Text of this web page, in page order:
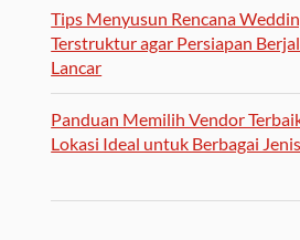
Tips Menyusun Rencana
Terstruktur agar Persiapan
Lancar
Panduan Memilih Vendor
Lokasi Ideal untuk Berbagai